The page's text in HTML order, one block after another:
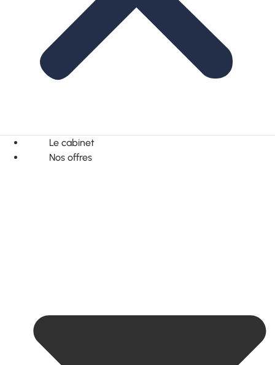
Le cabinet
Nos offres